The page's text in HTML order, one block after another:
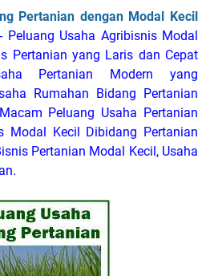
Pertanian dengan Modal Kecil
Peluang Usaha Agribisnis Modal
Pertanian yang Laris dan Cepat
Pertanian Modern yang
Rumahan Bidang Pertanian
Peluang Usaha Pertanian
Modal Kecil Dibidang Pertanian
Pertanian Modal Kecil, Usaha